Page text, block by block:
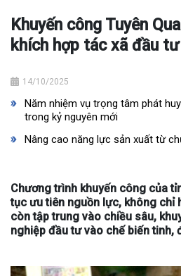
Khuyến công Tuyên
khích hợp tác xã đầu
14/10/2025
Năm nhiệm vụ trọng tâm phát
trong kỷ nguyên mới
Nâng cao năng lực sản xuất từ
Chương trình khuyến công của
tục ưu tiên nguồn lực, không chỉ
còn tập trung vào chiều sâu,
nghiệp đầu tư vào chế biến tinh,